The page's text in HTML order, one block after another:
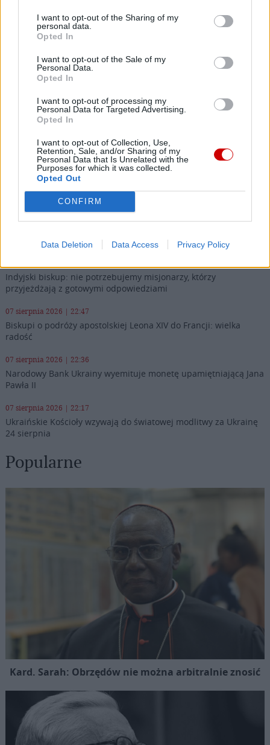
I want to opt-out of the Sharing of my
personal data.
Opted In
I want to opt-out of the Sale of my
Personal Data.
Opted In
I want to opt-out of processing my
Personal Data for Targeted Advertising.
Opted In
I want to opt-out of Collection, Use,
Retention, Sale, and/or Sharing of my
Personal Data that Is Unrelated with the
Purposes for which it was collected.
Opted Out
CONFIRM
Data Deletion Data Access Privacy Policy
Facebook
TwitterMessengerWhatsApp
EmailCopy Print
Wersja do druku
BP GRZEGORZ SUCHODOLSKI
KOŚCIÓŁ MĘŻCZYŹNI PIEKARY ŚLĄSKIE
Indyjski biskup: nie potrzebujemy misjonarzy, którzy
przyjeżdżają z gotowymi odpowiedziami
07 sierpnia 2026 | 22:47
Biskupi o podróży apostolskiej Leona XIV do Francji: wielka
radość
07 sierpnia 2026 | 22:36
Narodowy Bank Ukrainy wyemituje monetę upamiętniającą Jana
Pawła II
07 sierpnia 2026 | 22:17
Ukraińskie Kościoły wzywają do światowej modlitwy za Ukrainę
24 sierpnia
Popularne
Kard. Sarah: Obrzędów nie można arbitralnie znosić